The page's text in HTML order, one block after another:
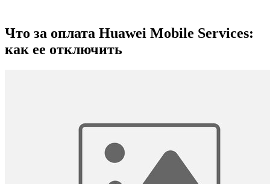
Что за оплата Huawei Mobile Services:
как ее отключить